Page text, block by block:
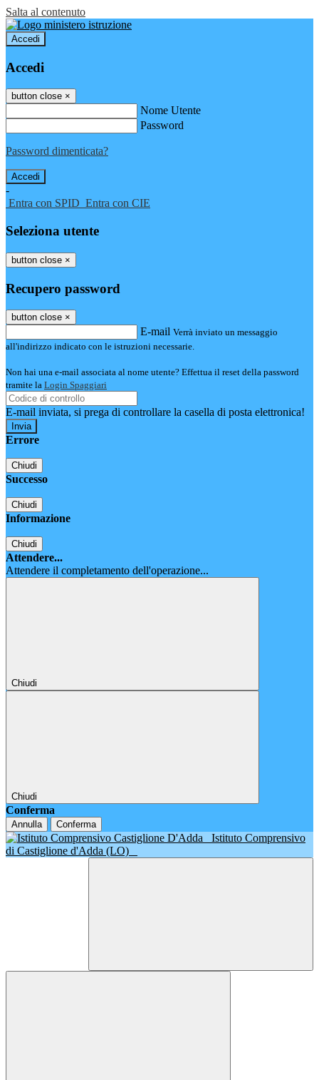
Salta al contenuto
Accedi
Accedi
button close ×
Nome Utente
Password
Password dimenticata?
-
Entra con SPID Entra con CIE
Seleziona utente
button close ×
Recupero password
button close ×
E-mail Verrà inviato un messaggio
all'indirizzo indicato con le istruzioni necessarie.
Non hai una e-mail associata al nome utente? Effettua il reset della password
tramite la Login Spaggiari
E-mail inviata, si prega di controllare la casella di posta elettronica!
Errore
Chiudi
Successo
Chiudi
Informazione
Chiudi
Attendere...
Attendere il completamento dell'operazione...
Chiudi
Chiudi
Conferma
Annulla Conferma
Istituto Comprensivo
di Castiglione d'Adda (LO)